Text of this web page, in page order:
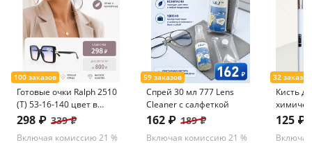
Готовые очки Ralph 2510
(Т) 53-16-140 цвет в
ассорименте
298 ₽ 339 ₽
Включая комиссию 21 %
Спрей 30 мл 777 Lens
Cleaner с салфеткой
162 ₽ 189 ₽
Включая комиссию 21 %
Кисть
125 ₽